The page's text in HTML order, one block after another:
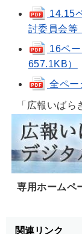
14.15
討委員会等
16ペ
657.1KB）
全ペー
「広報いばら
専用ホームペ
関連リンク